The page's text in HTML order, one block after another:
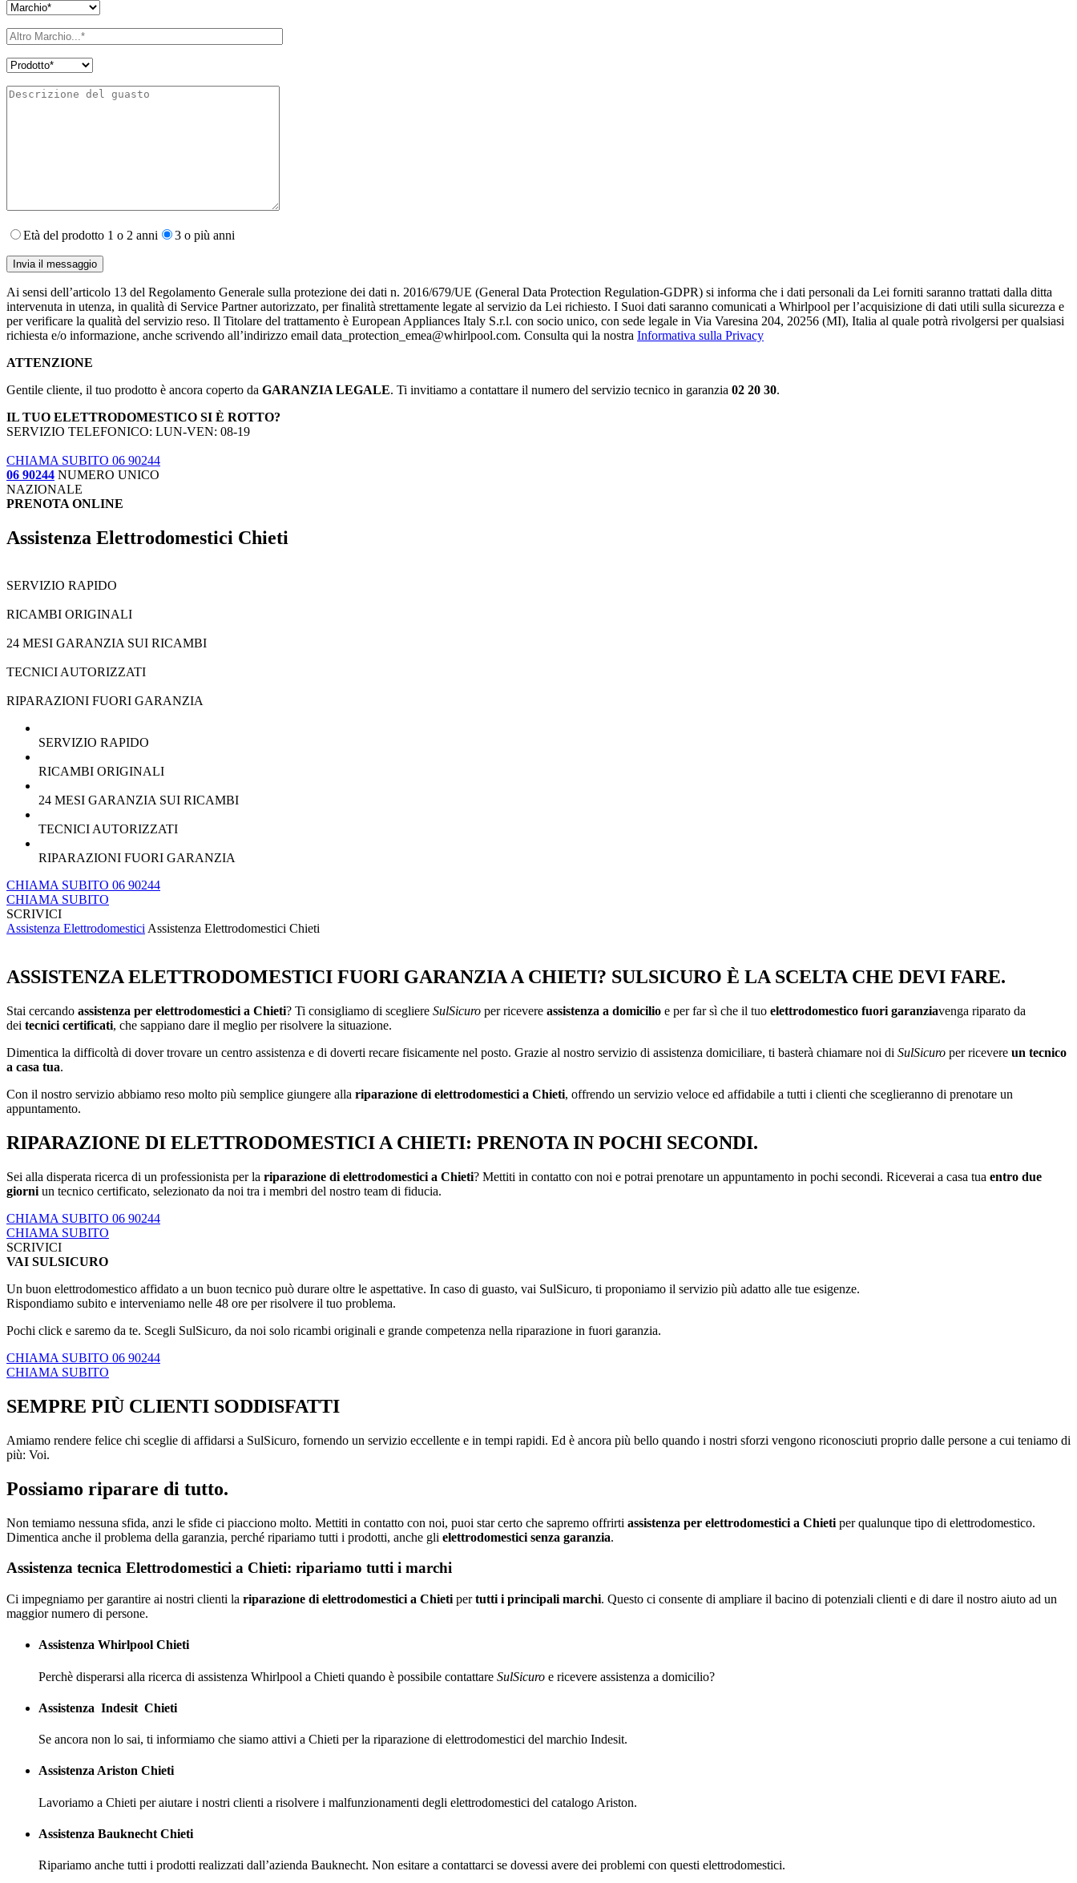
Età del prodotto 1 o 2 anni 3 o più anni
Ai sensi dell’articolo 13 del Regolamento Generale sulla protezione dei dati n. 2016/679/UE (General Data Protection Regulation-GDPR) si informa che i dati personali da Lei forniti saranno​ trattati dalla ditta
intervenuta in utenza,​ in qualità di Service Partner autorizzato, per finalità strettamente legate al servizio da Lei richiesto. I S​uoi dati saranno comunicati a Whirlpool per l’acquisizione di dati utili sulla sicurezza e
per verificare la qualità del servizio reso. Il Titolare del trattamento è European Appliances Italy S.r.l. con socio unico, con sede legale in Via Varesina 204, 20256 (MI), Italia al quale potrà rivolgersi per qualsiasi
richiesta e/o informazione, anche scrivendo all’indirizzo email data_protection_emea@whirlpool.com. Consulta qui la nostra Informativa sulla Privacy
ATTENZIONE
Gentile cliente, il tuo prodotto è ancora coperto da GARANZIA LEGALE. Ti invitiamo a contattare il numero del servizio tecnico in garanzia 02 20 30.
IL TUO ELETTRODOMESTICO SI È ROTTO?
SERVIZIO TELEFONICO: LUN-VEN: 08-19
CHIAMA SUBITO 06 90244
06 90244 NUMERO UNICO
NAZIONALE
PRENOTA ONLINE
Assistenza Elettrodomestici Chieti
SERVIZIO RAPIDO
RICAMBI ORIGINALI
24 MESI GARANZIA SUI RICAMBI
TECNICI AUTORIZZATI
RIPARAZIONI FUORI GARANZIA
SERVIZIO RAPIDO
RICAMBI ORIGINALI
24 MESI GARANZIA SUI RICAMBI
TECNICI AUTORIZZATI
RIPARAZIONI FUORI GARANZIA
CHIAMA SUBITO 06 90244
CHIAMA SUBITO
SCRIVICI
Assistenza ElettrodomesticiAssistenza Elettrodomestici Chieti
ASSISTENZA ELETTRODOMESTICI FUORI GARANZIA A CHIETI? SULSICURO È LA SCELTA CHE DEVI FARE.
Stai cercando assistenza per elettrodomestici a Chieti? Ti consigliamo di scegliere SulSicuro per ricevere assistenza a domicilio e per far sì che il tuo elettrodomestico fuori garanziavenga riparato da
dei tecnici certificati, che sappiano dare il meglio per risolvere la situazione.
Dimentica la difficoltà di dover trovare un centro assistenza e di doverti recare fisicamente nel posto. Grazie al nostro servizio di assistenza domiciliare, ti basterà chiamare noi di SulSicuro per ricevere un tecnico
a casa tua.
Con il nostro servizio abbiamo reso molto più semplice giungere alla riparazione di elettrodomestici a Chieti, offrendo un servizio veloce ed affidabile a tutti i clienti che sceglieranno di prenotare un
appuntamento.
RIPARAZIONE DI ELETTRODOMESTICI A CHIETI: PRENOTA IN POCHI SECONDI.
Sei alla disperata ricerca di un professionista per la riparazione di elettrodomestici a Chieti? Mettiti in contatto con noi e potrai prenotare un appuntamento in pochi secondi. Riceverai a casa tua entro due
giorni un tecnico certificato, selezionato da noi tra i membri del nostro team di fiducia.
CHIAMA SUBITO 06 90244
CHIAMA SUBITO
SCRIVICI
VAI SULSICURO
Un buon elettrodomestico affidato a un buon tecnico può durare oltre le aspettative. In caso di guasto, vai SulSicuro, ti proponiamo il servizio più adatto alle tue esigenze.
Rispondiamo subito e interveniamo nelle 48 ore per risolvere il tuo problema.
Pochi click e saremo da te. Scegli SulSicuro, da noi solo ricambi originali e grande competenza nella riparazione in fuori garanzia.
CHIAMA SUBITO 06 90244
CHIAMA SUBITO
SEMPRE PIÙ CLIENTI SODDISFATTI
Amiamo rendere felice chi sceglie di affidarsi a SulSicuro, fornendo un servizio eccellente e in tempi rapidi. Ed è ancora più bello quando i nostri sforzi vengono riconosciuti proprio dalle persone a cui teniamo di
più: Voi.
Possiamo riparare di tutto.
Non temiamo nessuna sfida, anzi le sfide ci piacciono molto. Mettiti in contatto con noi, puoi star certo che sapremo offrirti assistenza per elettrodomestici a Chieti per qualunque tipo di elettrodomestico.
Dimentica anche il problema della garanzia, perché ripariamo tutti i prodotti, anche gli elettrodomestici senza garanzia.
Assistenza tecnica Elettrodomestici a Chieti: ripariamo tutti i marchi
Ci impegniamo per garantire ai nostri clienti la riparazione di elettrodomestici a Chieti pertutti i principali marchi. Questo ci consente di ampliare il bacino di potenziali clienti e di dare il nostro aiuto ad un
maggior numero di persone.
Assistenza Whirlpool Chieti
Perchè disperarsi alla ricerca di assistenza Whirlpool a Chieti quando è possibile contattare SulSicuro e ricevere assistenza a domicilio?
Assistenza Indesit Chieti
Se ancora non lo sai, ti informiamo che siamo attivi a Chieti per la riparazione di elettrodomestici del marchio Indesit.
Assistenza Ariston Chieti
Lavoriamo a Chieti per aiutare i nostri clienti a risolvere i malfunzionamenti degli elettrodomestici del catalogo Ariston.
Assistenza Bauknecht Chieti
Ripariamo anche tutti i prodotti realizzati dall’azienda Bauknecht. Non esitare a contattarci se dovessi avere dei problemi con questi elettrodomestici.